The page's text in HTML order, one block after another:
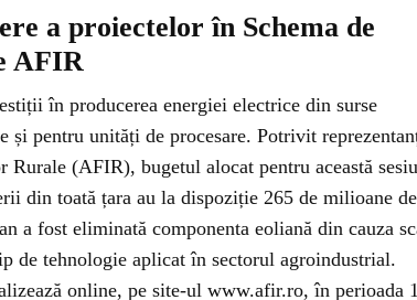
a proiectelor în Schema de
AFIR
în producerea energiei electrice din surse
și pentru unități de procesare. Potrivit
(AFIR), bugetul alocat pentru această
din toată țara au la dispoziție 265 de milioane
a fost eliminată componenta eoliană din cauza
de tehnologie aplicat în sectorul agroindustrial.
online, pe site-ul www.afir.ro, în perioada